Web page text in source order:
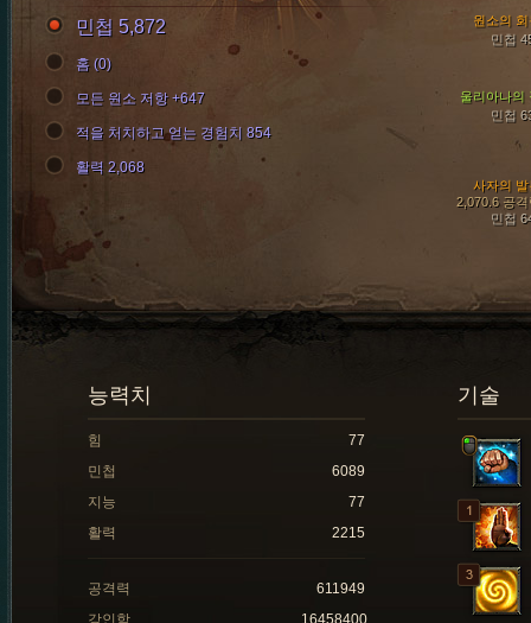
울리아나의
민첩
사자의 발
2,070.6 공격
민첩
원소의 회
민첩
민첩 5,872
홈 (0)
모든 원소 저항 +647
적을 처치하고 얻는 경험치 854
활력 2,068
기술
능력치
힘
77
민첩
6089
지능
77
활력
2215
공격력
611949
강인함
16458400